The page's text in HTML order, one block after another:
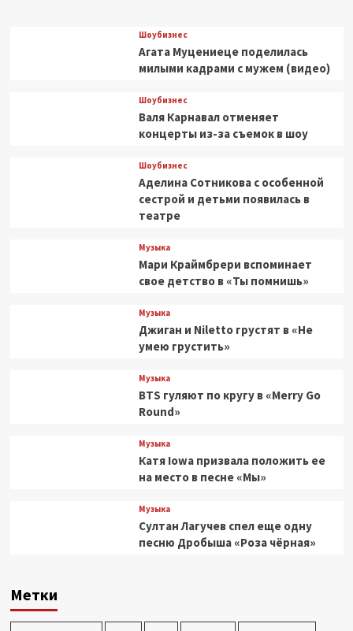
Шоубизнес
Агата Муцениеце поделилась
милыми кадрами с мужем (видео)
Шоубизнес
Валя Карнавал отменяет
концерты из-за съемок в шоу
Шоубизнес
Аделина Сотникова с особенной
сестрой и детьми появилась в
театре
Музыка
Мари Краймбрери вспоминает
свое детство в «Ты помнишь»
Музыка
Джиган и Niletto грустят в «Не
умею грустить»
Музыка
BTS гуляют по кругу в «Merry Go
Round»
Музыка
Катя Iowa призвала положить ее
на место в песне «Мы»
Музыка
Султан Лагучев спел еще одну
песню Дробыша «Роза чёрная»
Метки